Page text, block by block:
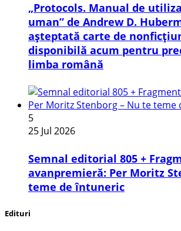
„Protocols. Manual de
uman” de Andrew D.
așteptată carte de
disponibilă acum pentru
limba română
5
25 Jul 2026
Semnal editorial 805 +
avanpremieră: Per Moritz
teme de întuneric
Edituri